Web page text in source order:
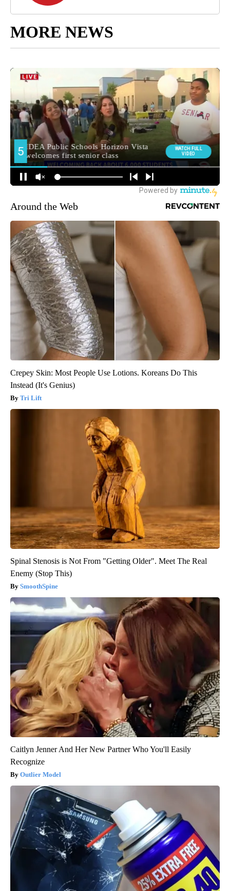
MORE NEWS
Around the Web
Crepey Skin: Most People Use Lotions. Koreans Do This
Instead (It's Genius)
Tri Lift
Spinal Stenosis is Not From "Getting Older". Meet The Real
Enemy (Stop This)
SmoothSpine
Caitlyn Jenner And Her New Partner Who You'll Easily
Recognize
Outlier Model